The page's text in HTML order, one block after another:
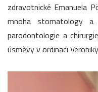
zdravotnické Emanuela
mnoha stomatology
parodontologie a
úsměvy v ordinaci